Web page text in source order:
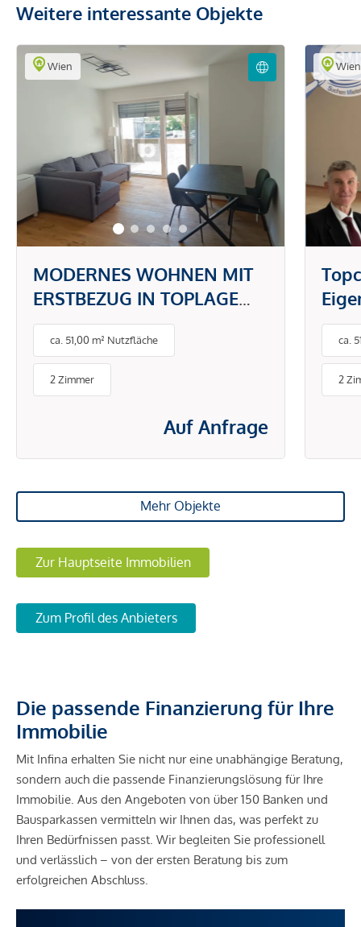
Weitere interessante Objekte
Wien
MODERNES WOHNEN MIT
ERSTBEZUG IN TOPLAGE
DONAUSTADT -
PAUSCHALMIETE INKL.
BETRIEBS- UND
ENERGIEKOSTEN
ca. 51,00 m² Nutzfläche
2 Zimmer
Auf Anfrage
Wien
ca.
2
Mehr Objekte
Zur Hauptseite Immobilien
Zum Profil des Anbieters
Die passende Finanzierung für Ihre
Immobilie
Mit Infina erhalten Sie nicht nur eine unabhängige Beratung,
sondern auch die passende Finanzierungslösung für Ihre
Immobilie. Aus den Angeboten von über 150 Banken und
Bausparkassen vermitteln wir Ihnen das, was perfekt zu
Ihren Bedürfnissen passt. Wir begleiten Sie professionell
und verlässlich – von der ersten Beratung bis zum
erfolgreichen Abschluss.